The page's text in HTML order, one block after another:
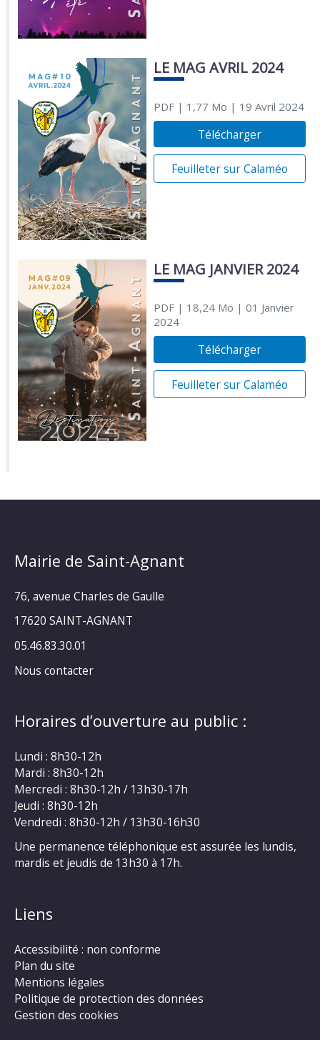
LE MAG AVRIL 2024
PDF| 1,77 Mo | 19 Avril 2024
Télécharger
Feuilleter sur Calaméo
LE MAG JANVIER 2024
PDF| 18,24 Mo | 01 Janvier
2024
Télécharger
Feuilleter sur Calaméo
Mairie de Saint-Agnant
76, avenue Charles de Gaulle
17620 SAINT-AGNANT
05.46.83.30.01
Nous contacter
Horaires d’ouverture au public :
Lundi : 8h30-12h
Mardi : 8h30-12h
Mercredi : 8h30-12h / 13h30-17h
Jeudi : 8h30-12h
Vendredi : 8h30-12h / 13h30-16h30
Une permanence téléphonique est assurée les lundis,
mardis et jeudis de 13h30 à 17h.
Liens
Accessibilité : non conforme
Plan du site
Mentions légales
Politique de protection des données
Gestion des cookies